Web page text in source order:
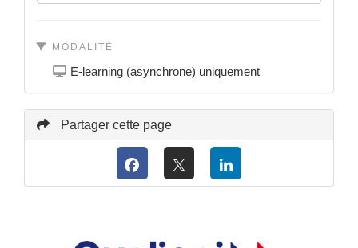
MODALITÉ
E-learning (asynchrone) uniquement
Partager cette page